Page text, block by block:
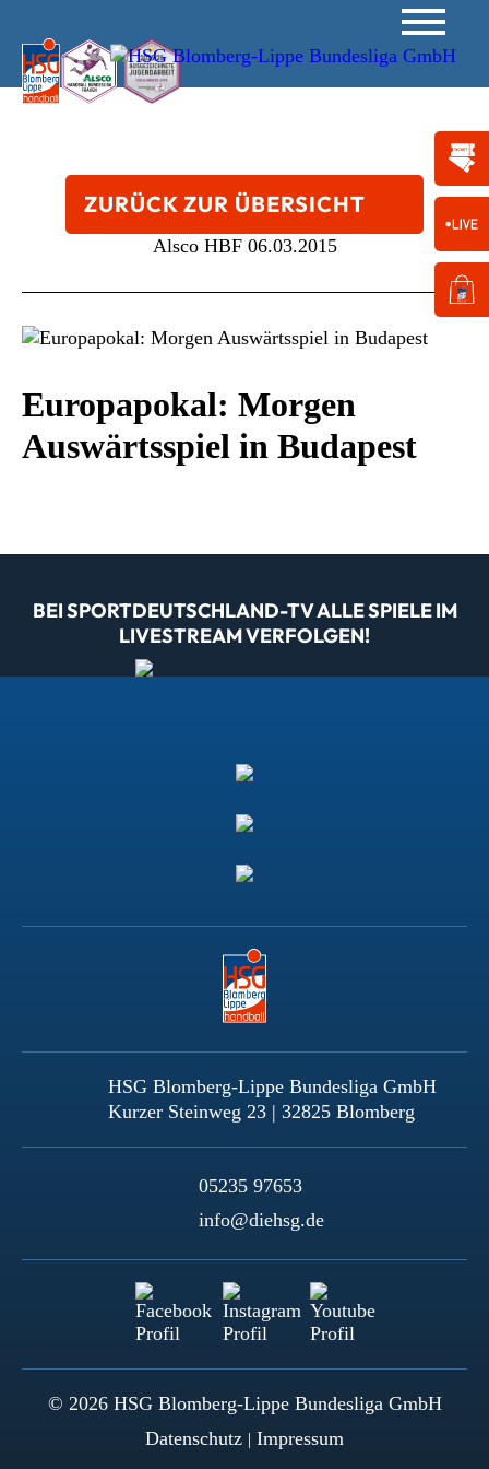
ZURÜCK ZUR ÜBERSICHT
Alsco HBF 06.03.2015
Europapokal: Morgen
Auswärtsspiel in Budapest
BEI SPORTDEUTSCHLAND-TV ALLE SPIELE IM
LIVESTREAM VERFOLGEN!
HSG Blomberg-Lippe Bundesliga GmbH
Kurzer Steinweg 23 | 32825 Blomberg
05235 97653
info@diehsg.de
© 2026 HSG Blomberg-Lippe Bundesliga GmbH
Datenschutz
Impressum